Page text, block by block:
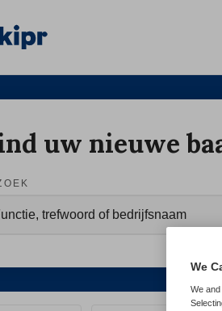
uw nieuwe
We
We